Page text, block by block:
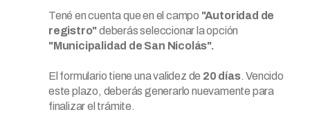
Tené en cuenta que en el campo "Autoridad de
registro"deberás seleccionar la opción
"Municipalidad de San Nicolás".
El formulario tiene una validez de 20 días. Vencido
este plazo, deberás generarlo nuevamente para
finalizar el trámite.